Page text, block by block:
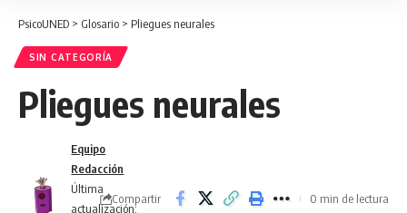
PsicoUNED > Glosario > Pliegues neurales
SIN CATEGORÍA
Pliegues neurales
Última
actualización:
Equipo
Redacción
Compartir 0 min de lectura